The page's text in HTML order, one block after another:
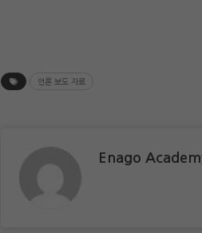
언론 보도 자료
Enago